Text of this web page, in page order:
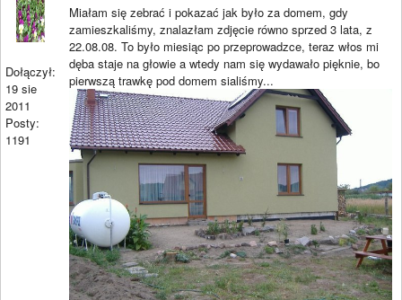
Dołączył:
19 sie
2011
Posty:
1191
Miałam się zebrać i pokazać jak było za domem, gdy
zamieszkaliśmy, znalazłam zdjęcie równo sprzed 3 lata, z
22.08.08. To było miesiąc po przeprowadzce, teraz włos mi
dęba staje na głowie a wtedy nam się wydawało pięknie, bo
pierwszą trawkę pod domem sialiśmy...